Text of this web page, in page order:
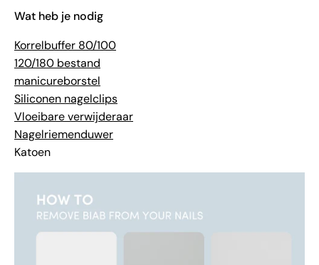
Wat heb je nodig
Korrelbuffer 80/100
120/180 bestand
manicureborstel
Siliconen nagelclips
Vloeibare verwijderaar
Nagelriemenduwer
Katoen